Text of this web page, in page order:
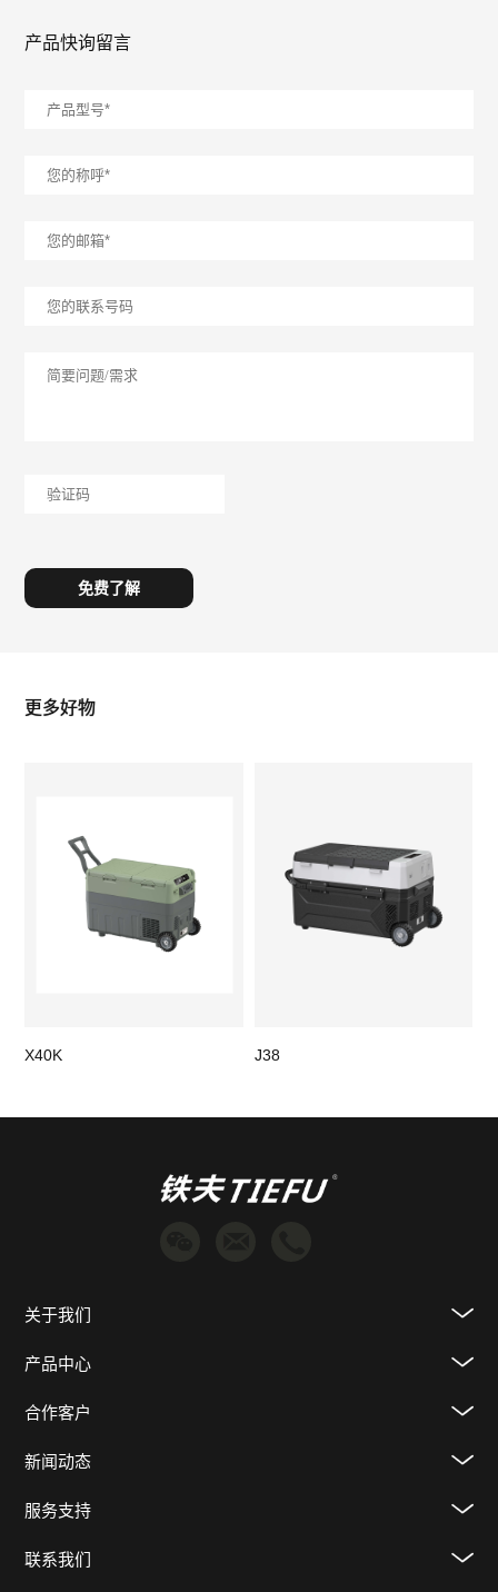
产品快询留言
更多好物
X40K J38
关于我们
产品中心
合作客户
新闻动态
服务支持
联系我们